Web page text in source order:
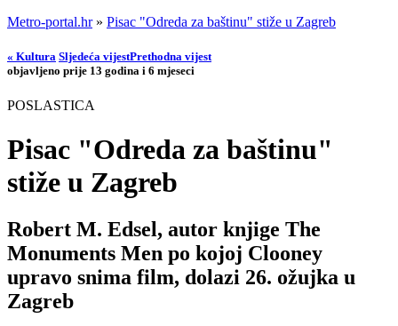
Metro-portal.hr» Pisac "Odreda za baštinu" stiže u Zagreb
« Kultura Sljedeća vijestPrethodna vijest
objavljeno prije 13 godina i 6 mjeseci
POSLASTICA
Pisac "Odreda za baštinu"
stiže u Zagreb
Robert M. Edsel, autor knjige The
Monuments Men po kojoj Clooney
upravo snima film, dolazi 26. ožujka u
Zagreb